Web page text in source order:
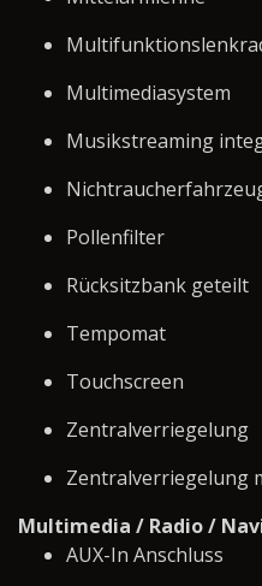
Multimediasystem
Musikstreaming
Pollenfilter
Rücksitzbank geteilt
Tempomat
Touchscreen
Zentralverriegelung
Zentralverriegelung
Multimedia / Radio /
AUX-In Anschluss